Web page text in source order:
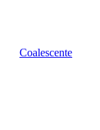
Coalescente